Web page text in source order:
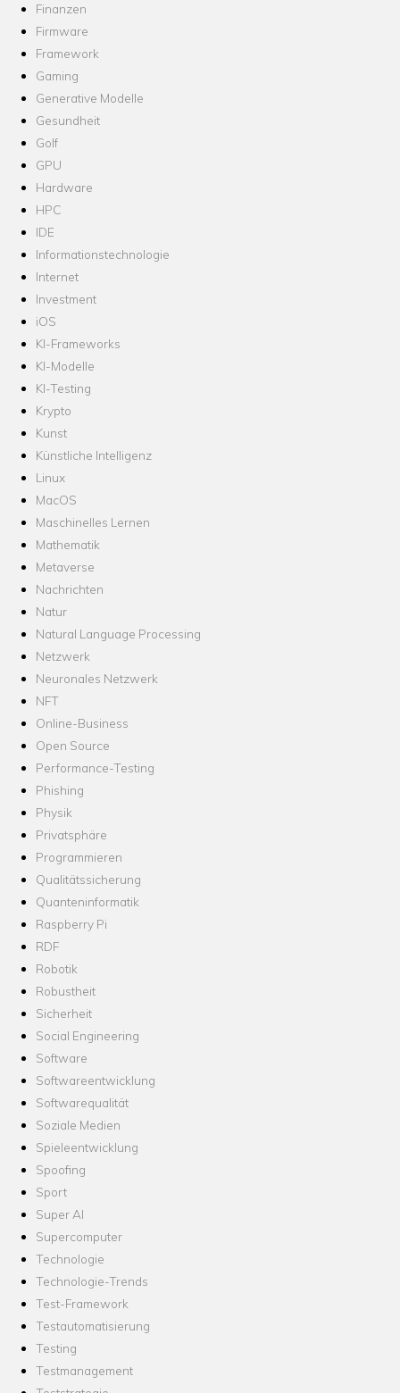
Finanzen
Firmware
Framework
Gaming
Generative Modelle
Gesundheit
Golf
GPU
Hardware
HPC
IDE
Informationstechnologie
Internet
Investment
iOS
KI-Frameworks
KI-Modelle
KI-Testing
Krypto
Kunst
Künstliche Intelligenz
Linux
MacOS
Maschinelles Lernen
Mathematik
Metaverse
Nachrichten
Natur
Natural Language Processing
Netzwerk
Neuronales Netzwerk
NFT
Online-Business
Open Source
Performance-Testing
Phishing
Physik
Privatsphäre
Programmieren
Qualitätssicherung
Quanteninformatik
Raspberry Pi
RDF
Robotik
Robustheit
Sicherheit
Social Engineering
Software
Softwareentwicklung
Softwarequalität
Soziale Medien
Spieleentwicklung
Spoofing
Sport
Super AI
Supercomputer
Technologie
Technologie-Trends
Test-Framework
Testautomatisierung
Testing
Testmanagement